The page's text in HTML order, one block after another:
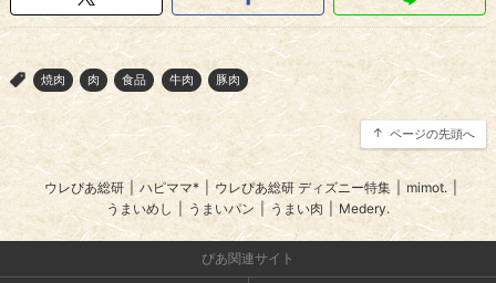
> 焼肉 肉 食品 牛肉 豚肉
ページの先頭へ
ウレぴあ総研 ハピママ* | ウレぴあ総研 ディズニー特集 mimot. |
うまいめし
| うまいパン | うまい肉 Medery.
ぴあ関連サイト